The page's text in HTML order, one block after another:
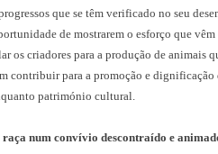
que se têm verificado no seu
de mostrarem o esforço que
os criadores para a produção de animais
contribuir para a promoção e dignificação
património cultural.
raça num convívio descontraído e